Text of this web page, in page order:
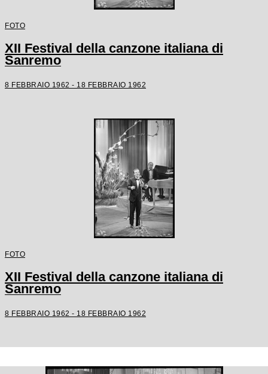
FOTO
XII Festival della canzone italiana di
Sanremo
8 FEBBRAIO 1962 - 18 FEBBRAIO 1962
FOTO
XII Festival della canzone italiana di
Sanremo
8 FEBBRAIO 1962 - 18 FEBBRAIO 1962